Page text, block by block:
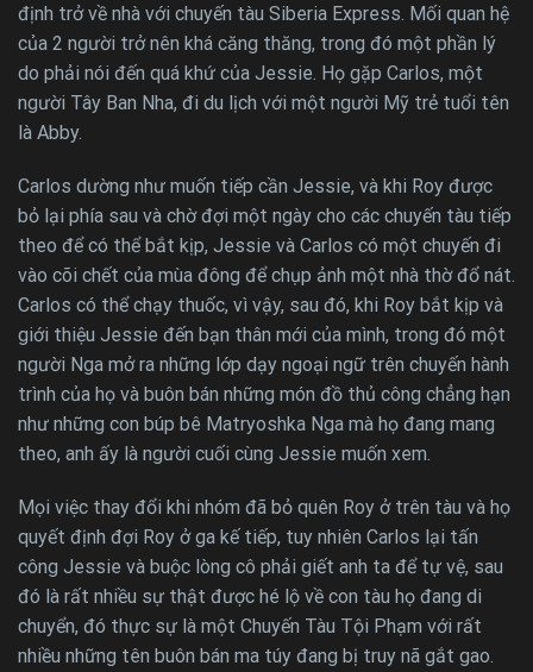
định trở về nhà với chuyến tàu Siberia Express. Mối quan hệ
của 2 người trở nên khá căng thăng, trong đó một phần lý
do phải nói đến quá khứ của Jessie. Họ gặp Carlos, một
người Tây Ban Nha, đi du lịch với một người Mỹ trẻ tuổi tên
là Abby.
Carlos dường như muốn tiếp cần Jessie, và khi Roy được
bỏ lại phía sau và chờ đợi một ngày cho các chuyến tàu tiếp
theo để có thể bắt kịp, Jessie và Carlos có một chuyến đi
vào cõi chết của mùa đông để chụp ảnh một nhà thờ đổ nát.
Carlos có thể chạy thuốc, vì vậy, sau đó, khi Roy bắt kịp và
giới thiệu Jessie đến bạn thân mới của mình, trong đó một
người Nga mở ra những lớp dạy ngoại ngữ trên chuyến hành
trình của họ và buôn bán những món đồ thủ công chẳng hạn
như những con búp bê Matryoshka Nga mà họ đang mang
theo, anh ấy là người cuối cùng Jessie muốn xem.
Mọi việc thay đổi khi nhóm đã bỏ quên Roy ở trên tàu và họ
quyết định đợi Roy ở ga kế tiếp, tuy nhiên Carlos lại tấn
công Jessie và buộc lòng cô phải giết anh ta để tự vệ, sau
đó là rất nhiều sự thật được hé lộ về con tàu họ đang di
chuyển, đó thực sự là một Chuyến Tàu Tội Phạm với rất
nhiều những tên buôn bán ma túy đang bị truy nã gắt gao.